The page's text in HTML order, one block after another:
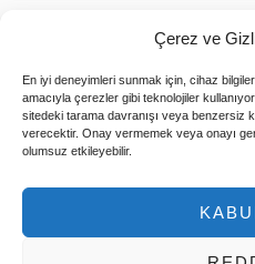
Çerez ve
En iyi deneyimleri sunmak için, cihaz
amacıyla çerezler gibi teknolojiler
sitedeki tarama davranışı veya benzersiz
verecektir. Onay vermemek veya onayı
olumsuz etkileyebilir.